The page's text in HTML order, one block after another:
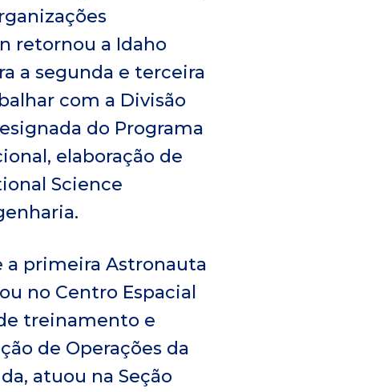
retornou a Idaho
a segunda e terceira
com a Divisão
do Programa
elaboração de
Science
a primeira Astronauta
no Centro Espacial
treinamento e
de Operações da
atuou na Seção